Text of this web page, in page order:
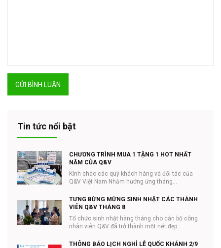
GỬI BÌNH LUẬN
Tin tức nổi bật
CHƯƠNG TRÌNH MUA 1 TẶNG 1 HOT NHẤT
NĂM CỦA Q&V
Kính chào các quý khách hàng và đối tác của
Q&V Việt Nam Nhằm hưởng ứng tháng
TƯNG BỪNG MỪNG SINH NHẬT CÁC THÀNH
VIÊN Q&V THÁNG 8
Tổ chức sinh nhật hàng tháng cho cán bộ công
nhân viên Q&V đã trở thành một nét đẹp...
THÔNG BÁO LỊCH NGHỈ LỄ QUỐC KHÁNH 2/9